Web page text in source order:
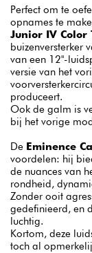
Perfect om te
opnames te
Junior IV Color
buizenversterker
van een 12"-
versie van het
produceert.
Ook de galm is
bij het vorige
De Eminence
voordelen: hij
de nuances van
rondheid,
Zonder ooit
gedefinieerd, en
luchtig.
Kortom, deze
toch al